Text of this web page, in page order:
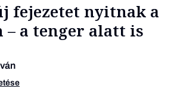
fejezetet nyitnak a
– a tenger alatt is